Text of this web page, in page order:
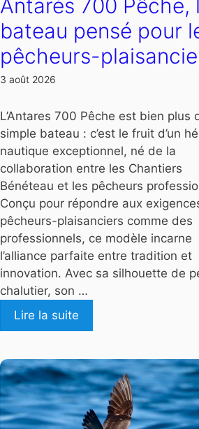
Antarès 700 Pêche,
bateau pensé pour
pêcheurs-
3 août 2026
L’Antares 700 Pêche est bien plus
simple bateau : c’est le fruit d’un
nautique exceptionnel, né de la
collaboration entre les Chantiers
Bénéteau et les pêcheurs
Conçu pour répondre aux
pêcheurs-plaisanciers comme des
professionnels, ce modèle incarne
l’alliance parfaite entre tradition et
innovation. Avec sa silhouette de
chalutier, son …
Lire la suite